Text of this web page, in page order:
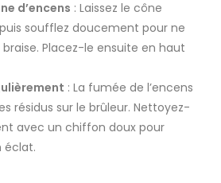
d’encens : Laissez le cône
soufflez doucement pour ne
braise. Placez-le ensuite en haut
: La fumée de l’encens
résidus sur le brûleur. Nettoyez-
avec un chiffon doux pour
éclat.